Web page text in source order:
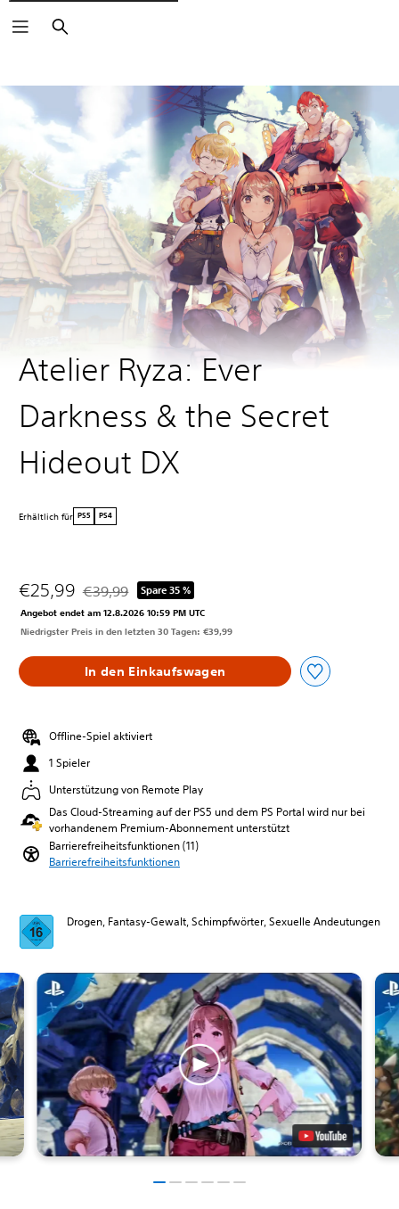
Suchen
Atelier Ryza: Ever
Darkness & the Secret
Hideout DX
Erhältlich für PS5 PS4
€25,99 Preisnachlass gegenüber dem Originalpreis von
€39,99 Spare 35 %
Angebot endet am 12.8.2026 10:59 PM UTC
Niedrigster Preis in den letzten 30 Tagen: €39,99
In den Einkaufswagen
Offline-Spiel aktiviert
1 Spieler
Unterstützung von Remote Play
Das Cloud-Streaming auf der PS5 und dem PS Portal wird nur bei
vorhandenem Premium-Abonnement unterstützt
Barrierefreiheitsfunktionen (11)
Barrierefreiheitsfunktionen
Drogen, Fantasy-Gewalt, Schimpfwörter, Sexuelle Andeutungen